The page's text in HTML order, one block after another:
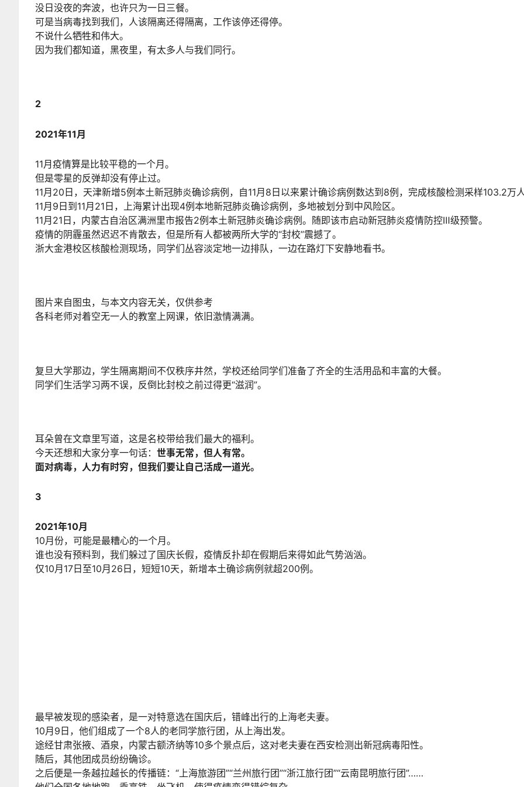
没日没夜的奔波，也许只为一日三餐。
可是当病毒找到我们，人该隔离还得隔离，工作该停还得停。
不说什么牺牲和伟大。
因为我们都知道，黑夜里，有太多人与我们同行。
2
2021年11月
11月疫情算是比较平稳的一个月。
但是零星的反弹却没有停止过。
11月20日，天津新增5例本土新冠肺炎确诊病例，自11月8日以来累计确诊病例数达到8例，完成核酸检测采样103.2万
11月9日到11月21日，上海累计出现4例本地新冠肺炎确诊病例，多地被划分到中风险区。
11月21日，内蒙古自治区满洲里市报告2例本土新冠肺炎确诊病例。随即该市启动新冠肺炎疫情防控Ⅲ级预警。
疫情的阴霾虽然迟迟不肯散去，但是所有人都被两所大学的“封校”震撼了。
浙大金港校区核酸检测现场，同学们丛容淡定地一边排队，一边在路灯下安静地看书。
图片来自图虫，与本文内容无关，仅供参考
各科老师对着空无一人的教室上网课，依旧激情满满。
复旦大学那边，学生隔离期间不仅秩序井然，学校还给同学们准备了齐全的生活用品和丰富的大餐。
同学们生活学习两不误，反倒比封校之前过得更“滋润”。
耳朵曾在文章里写道，这是名校带给我们最大的福利。
今天还想和大家分享一句话： 世事无常，但人有常。
面对病毒，人力有时穷，但我们要让自己活成一道光。
3
2021年10月
10月份，可能是最糟心的一个月。
谁也没有预料到，我们躲过了国庆长假，疫情反扑却在假期后来得如此气势汹汹。
仅10月17日至10月26日，短短10天，新增本土确诊病例就超200例。
最早被发现的感染者，是一对特意选在国庆后，错峰出行的上海老夫妻。
10月9日，他们组成了一个8人的老同学旅行团，从上海出发。
途经甘肃张掖、酒泉，内蒙古额济纳等10多个景点后，这对老夫妻在西安检测出新冠病毒阳性。
随后，其他团成员纷纷确诊。
之后便是一条越拉越长的传播链：“上海旅游团”“兰州旅行团”“浙江旅行团”“云南昆明旅行团”……